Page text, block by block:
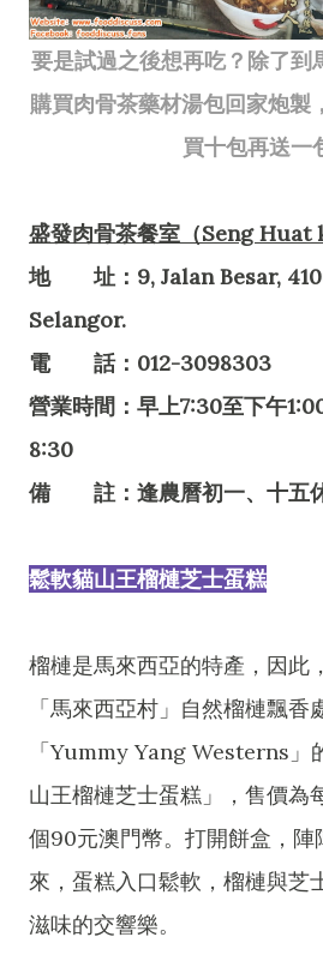
要是試過之後想再吃？除了到
購買肉骨茶藥材湯包回家炮製
買十包再送一
盛發肉骨茶餐室（Seng Huat
地 址：9, Jalan Besar,
Selangor.
電 話：012-3098303
營業時間：早上7:30至下午
8:30
備 註：逢農曆初一、十五
鬆軟貓山王榴槤芝士蛋糕
榴槤是馬來西亞的特產，因此
「馬來西亞村」自然榴槤飄香
「Yummy Yang Westerns
山王榴槤芝士蛋糕」，售價為
個90元澳門幣。打開餅盒，陣
來，蛋糕入口鬆軟，榴槤與芝
滋味的交響樂。